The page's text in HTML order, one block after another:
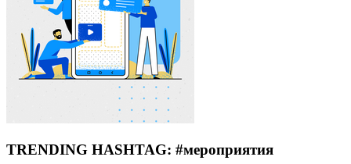
TRENDING HASHTAG: #мероприятия